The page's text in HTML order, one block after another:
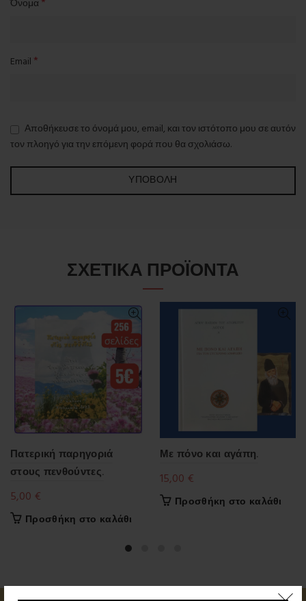
Όνομα
Email *
Αποθήκευσε το όνομά μου, email, και τον ιστότοπο μου σε αυτόν
τον πλοηγό για την επόμενη φορά που θα σχολιάσω.
ΣΧΕΤΙΚΆ ΠΡΟΪΌΝΤΑ
Πατερική παρηγοριά
στους πενθούντες.
5,00 €
Προσθήκη στο καλάθι
Με πόνο και αγάπη.
15,00 €
Προσθήκη στο καλάθι